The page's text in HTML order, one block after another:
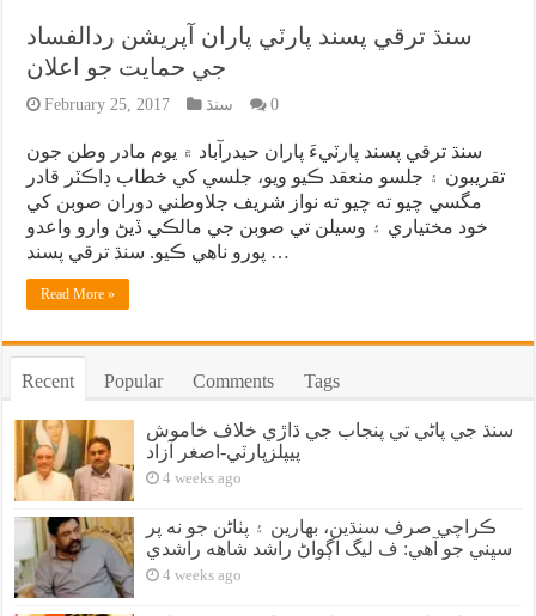
سنڌ ترقي پسند پارٽي پاران آپريشن ردالفساد
جي حمايت جو اعلان
February 25, 2017 سنڌ 0
سنڌ ترقي پسند پارٽيءَ پاران حيدرآباد ۾ يوم مادر وطن جون
تقريبون ۽ جلسو منعقد ڪيو ويو، جلسي کي خطاب ڊاڪٽر قادر
مگسي چيو ته چيو ته نواز شريف جلاوطني دوران صوبن کي
خود مختياري ۽ وسيلن تي صوبن جي مالڪي ڏيڻ وارو واعدو
پورو ناهي ڪيو. سنڌ ترقي پسند …
Read More »
Recent Popular Comments Tags
سنڌ جي پاڻي تي پنجاب جي ڌاڙي خلاف خاموش
پيپلزپارٽي-اصغر آزاد
4 weeks ago
ڪراچي صرف سنڌين، بهارين ۽ پٺاڻن جو نه پر
سڀني جو آهي: ف ليگ اڳواڻ راشد شاهه راشدي
4 weeks ago